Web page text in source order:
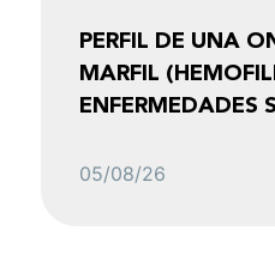
PERFIL DE UNA
MARFIL
ENFERMEDADES
05/08/26